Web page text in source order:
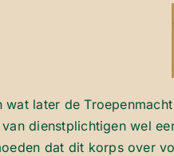
later de
dienstplichtigen wel
dat dit korps over